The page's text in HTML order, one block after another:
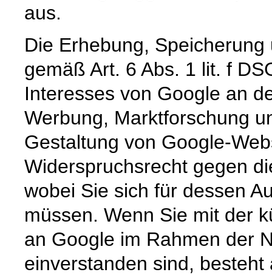
aus.
Die Erhebung,
gemäß Art. 6 Abs. 1 lit. f
Interesses von Google an
Werbung, Marktforschung
Gestaltung von Google-
Widerspruchsrecht gegen
wobei Sie sich für dessen
müssen. Wenn Sie mit der
an Google im Rahmen der
einverstanden sind,